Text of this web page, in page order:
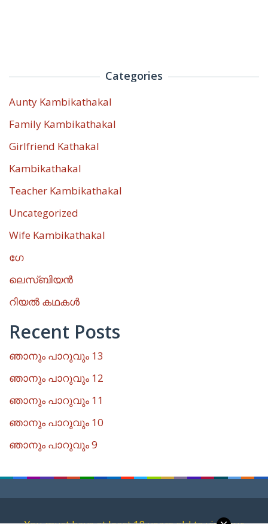
Categories
Aunty Kambikathakal
Family Kambikathakal
Girlfriend Kathakal
Kambikathakal
Teacher Kambikathakal
Uncategorized
Wife Kambikathakal
ഗേ
ലെസ്ബിയൻ
റിയൽ കഥകൾ
Recent Posts
ഞാനും പാറുവും 13
ഞാനും പാറുവും 12
ഞാനും പാറുവും 11
ഞാനും പാറുവും 10
ഞാനും പാറുവും 9